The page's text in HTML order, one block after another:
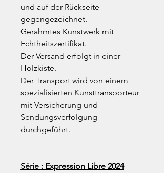
und auf der Rückseite
gegengezeichnet.
Gerahmtes Kunstwerk mit
Echtheitszertifikat.
Der Versand erfolgt in einer
Holzkiste.
Der Transport wird von einem
spezialisierten Kunsttransporteur
mit Versicherung und
Sendungsverfolgung
durchgeführt.
Série : Expression Libre 2024